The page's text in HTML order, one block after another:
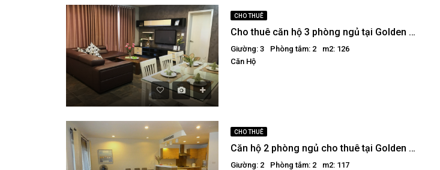
CHO THUÊ
Cho thuê căn hộ 3 phòng ngủ tại Golden Westlake
Giường: 3 Phòng tắm: 2
m2: 126
Căn Hộ
CHO THUÊ
Căn hộ 2 phòng ngủ cho thuê tại Golden Westlake
Giường: 2 Phòng tắm: 2
m2: 117